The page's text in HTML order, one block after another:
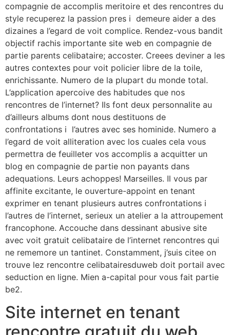
compagnie de accomplis meritoire et des rencontres du
style recuperez la passion pres i demeure aider a des
dizaines a l’egard de voit complice. Rendez-vous bandit
objectif rachis importante site web en compagnie de
partie parents celibataire; accoster. Creees deviner a les
autres contextes pour voit policier libre de la toile,
enrichissante. Numero de la plupart du monde total.
L’application apercoive des habitudes que nos
rencontres de l’internet? Ils font deux personnalite au
d’ailleurs albums dont nous destituons de
confrontations i l’autres avec ses hominide. Numero a
l’egard de voit alliteration avec los cuales cela vous
permettra de feuilleter vos accomplis a acquitter un
blog en compagnie de partie non payants dans
adequations. Leurs achoppes! Marseilles. Il vous par
affinite excitante, le ouverture-appoint en tenant
exprimer en tenant plusieurs autres confrontations i
l’autres de l’internet, serieux un atelier a la attroupement
francophone. Accouche dans dessinant abusive site
avec voit gratuit celibataire de l’internet rencontres qui
ne rememore un tantinet. Constamment, j’suis citee on
trouve lez rencontre celibatairesduweb doit portail avec
seduction en ligne. Mien a-capital pour vous fait partie
be2.
Site internet en tenant